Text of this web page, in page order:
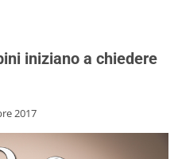
iniziano a chiedere
2017